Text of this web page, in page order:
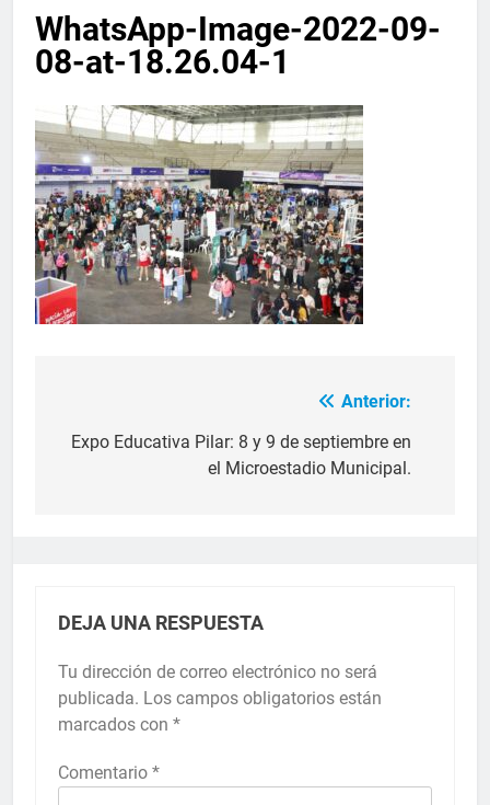
WhatsApp-Image-2022-09-
08-at-18.26.04-1
Anterior:
Expo Educativa Pilar: 8 y 9 de septiembre en
el Microestadio Municipal.
DEJA UNA RESPUESTA
Tu dirección de correo electrónico no será
publicada. Los campos obligatorios están
marcados con *
Comentario *